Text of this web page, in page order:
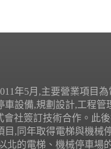
年5月,主要營業項目為
設備,規劃設計,工程管
會社簽訂技術合作。此
目,同年取得電梯與機械
北的電梯、機械停車場